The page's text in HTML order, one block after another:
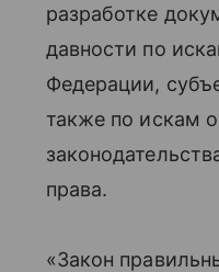
разработке
давности по
Федерации,
также по искам
права.
«Закон